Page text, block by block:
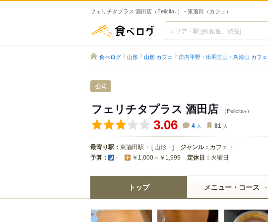
フェリチタプラス 酒田店（Felicita+） - 東酒田（カフェ）
食べログ
食べログ 山形 山形 カフェ 庄内平野・出羽三山・鳥海山 カフェ
公式
フェリチタプラス 酒田店 （Felicita+）
3.06 4 人 81 人
最寄り駅： 東酒田駅 [ 山形 ] ジャンル： カフェ
予算： - ￥1,000～￥1,999 定休日： 火曜日
トップ メニュー・コース